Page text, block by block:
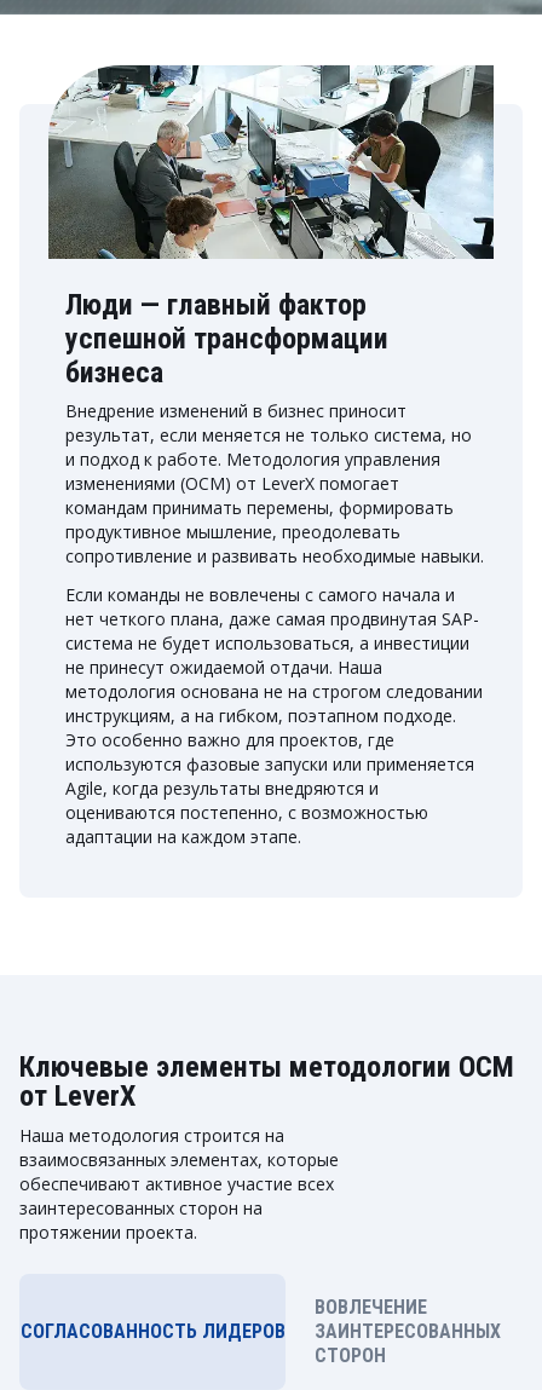
Люди — главный фактор
успешной трансформации
бизнеса
Внедрение изменений в бизнес приносит
результат, если меняется не только система, но
и подход к работе. Методология управления
изменениями (OCM) от LeverX помогает
командам принимать перемены, формировать
продуктивное мышление, преодолевать
сопротивление и развивать необходимые навыки.
Если команды не вовлечены с самого начала и
нет четкого плана, даже самая продвинутая SAP-
система не будет использоваться, а инвестиции
не принесут ожидаемой отдачи. Наша
методология основана не на строгом следовании
инструкциям, а на гибком, поэтапном подходе.
Это особенно важно для проектов, где
используются фазовые запуски или применяется
Agile, когда результаты внедряются и
оцениваются постепенно, с возможностью
адаптации на каждом этапе.
Ключевые элементы методологии OCM
от LeverX
Наша методология строится на
взаимосвязанных элементах, которые
обеспечивают активное участие всех
заинтересованных сторон на
протяжении проекта.
СОГЛАСОВАННОСТЬ ЛИДЕРОВ
ВОВЛЕЧЕНИЕ
ЗАИНТЕРЕСОВАННЫХ
СТОРОН